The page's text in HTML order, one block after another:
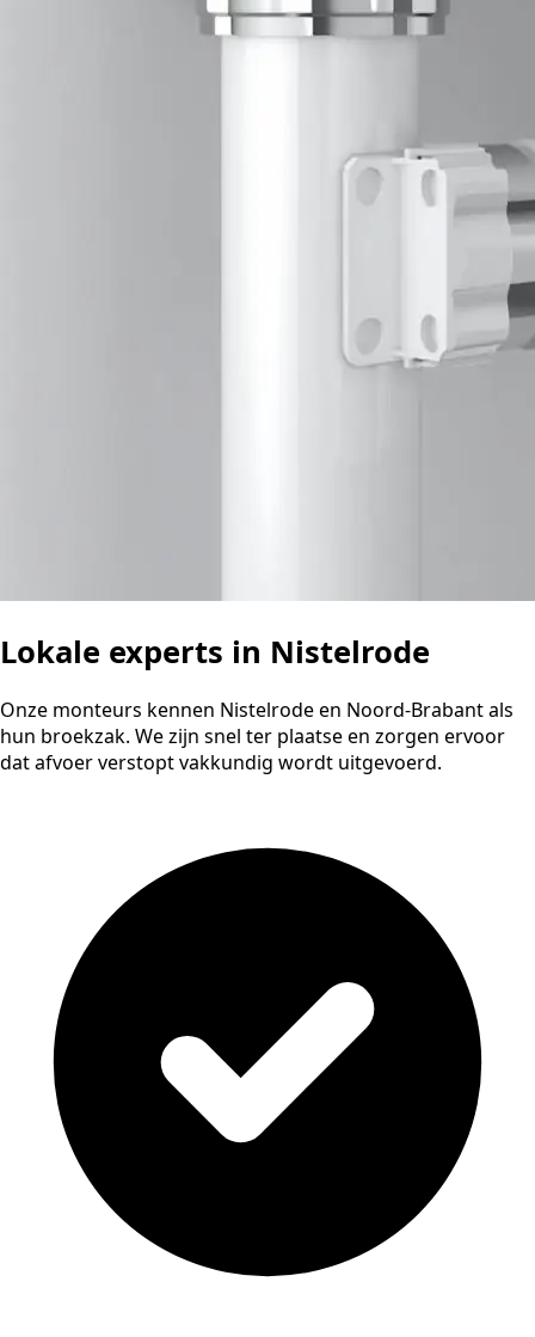
Lokale experts in Nistelrode
Onze monteurs kennen Nistelrode en Noord-Brabant als
hun broekzak. We zijn snel ter plaatse en zorgen ervoor
dat afvoer verstopt vakkundig wordt uitgevoerd.